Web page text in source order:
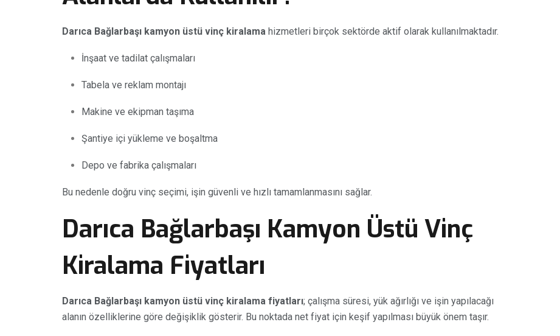
Darıca Bağlarbaşı kamyon üstü vinç kiralama hizmetleri birçok sektörde aktif olarak kullanılmaktadır.
İnşaat ve tadilat çalışmaları
Tabela ve reklam montajı
Makine ve ekipman taşıma
Şantiye içi yükleme ve boşaltma
Depo ve fabrika çalışmaları
Bu nedenle doğru vinç seçimi, işin güvenli ve hızlı tamamlanmasını sağlar.
Darıca Bağlarbaşı Kamyon Üstü Vinç
Kiralama Fiyatları
Darıca Bağlarbaşı kamyon üstü vinç kiralama fiyatları; çalışma süresi, yük ağırlığı ve işin yapılacağı
alanın özelliklerine göre değişiklik gösterir. Bu noktada net fiyat için keşif yapılması büyük önem taşır.